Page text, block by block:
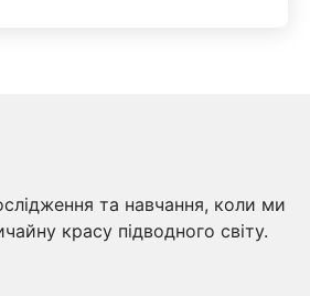
та навчання, коли ми
красу підводного світу.